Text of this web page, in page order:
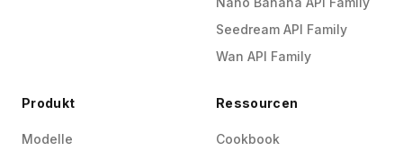
Seedream API Family
Wan API Family
Produkt
Modelle
Ressourcen
Cookbook